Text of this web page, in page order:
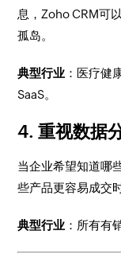
息，Zoho CRM可
孤岛。
典型行业 ：医疗健
SaaS。
4. 重视数据
当企业希望知道哪
些产品更容易成交
典型行业 ：所有有